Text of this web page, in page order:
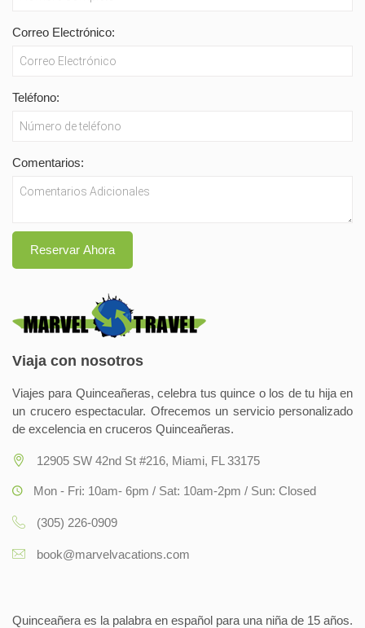
Correo Electrónico:
Teléfono:
Comentarios:
Reservar Ahora
Viaja con nosotros
Viajes para Quinceañeras, celebra tus quince o los de tu hija en
un crucero espectacular. Ofrecemos un servicio personalizado
de excelencia en cruceros Quinceañeras.
12905 SW 42nd St #216, Miami, FL 33175
Mon - Fri: 10am- 6pm / Sat: 10am-2pm / Sun: Closed
(305) 226-0909
book@marvelvacations.com
Quinceañera es la palabra en español para una niña de 15 años.